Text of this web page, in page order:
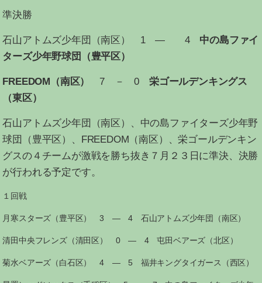
準決勝
石山アトムズ少年団（南区） 1 ― 4 中の島ファイ
ターズ少年野球団（豊平区）
FREEDOM（南区） 7 － 0 栄ゴールデンキングス
（東区）
石山アトムズ少年団（南区）、中の島ファイターズ少年野
球団（豊平区）、FREEDOM（南区）、栄ゴールデンキン
グスの４チームが激戦を勝ち抜き７月２３日に準決、決勝
が行われる予定です。
１回戦
月寒スターズ（豊平区） 3 ― 4 石山アトムズ少年団（南区）
清田中央フレンズ（清田区） 0 ― 4 屯田ベアーズ（北区）
菊水ベアーズ（白石区） 4 ― 5 福井キングタイガース（西区）